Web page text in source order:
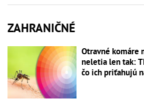
ZAHRANIČNÉ
Otravné komáre
neletia len tak:
čo ich priťahujú